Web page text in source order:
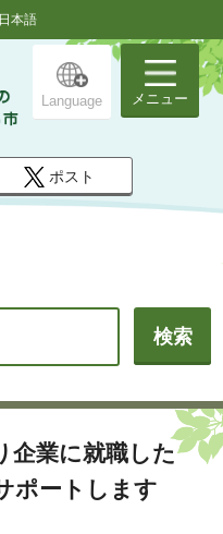
本語
Language メニュー
ポスト
企業に就職した
ポートします